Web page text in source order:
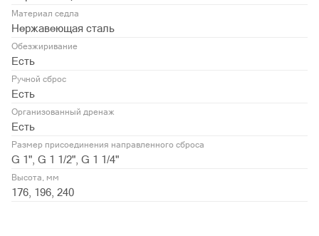
Материал седла
Нержавеющая сталь
Обезжиривание
Есть
Ручной сброс
Есть
Организованный дренаж
Есть
Размер присоединения направленного сброса
G 1", G 1 1/2", G 1 1/4"
Высота, мм
176, 196, 240